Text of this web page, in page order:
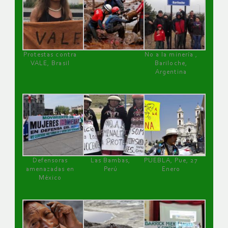
Protestas contra
VALE, Brasil
No a la minería ,
Bariloche,
Argentina
Defensoras
amenazadas en
México
Las Bambas,
Perú
PUEBLA, Pue, 27
Enero